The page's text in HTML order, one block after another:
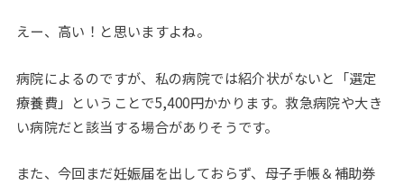
えー、高い！と思いますよね。
病院によるのですが、私の病院では紹介状がないと「選定
療養費」ということで5,400円かかります。救急病院や大き
い病院だと該当する場合がありそうです。
また、今回まだ妊娠届を出しておらず、母子手帳＆補助券